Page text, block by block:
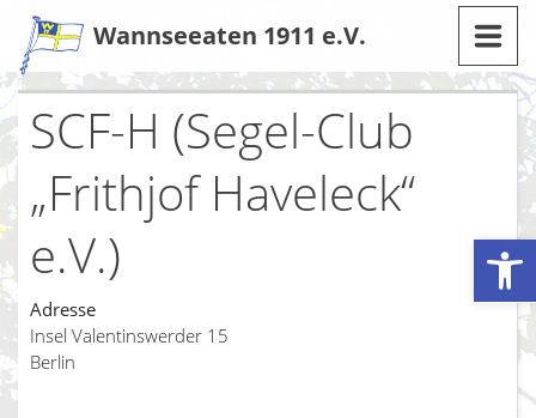
Werkzeugleiste öffnen
Zum
Inhalt
Wannseeaten 1911 e.V.
SCF-H (Segel-Club
„Frithjof Haveleck“
e.V.)
Adresse
Insel Valentinswerder 15
Berlin